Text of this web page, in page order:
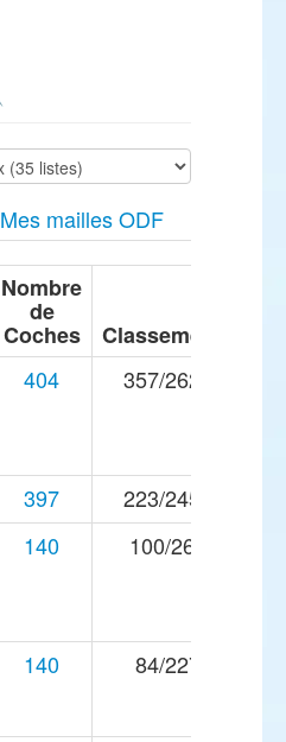
Mes mailles ODF
Nombre
de
Coches Classements
404 357/2621
397
223/2450
140 100/267
140 84/227